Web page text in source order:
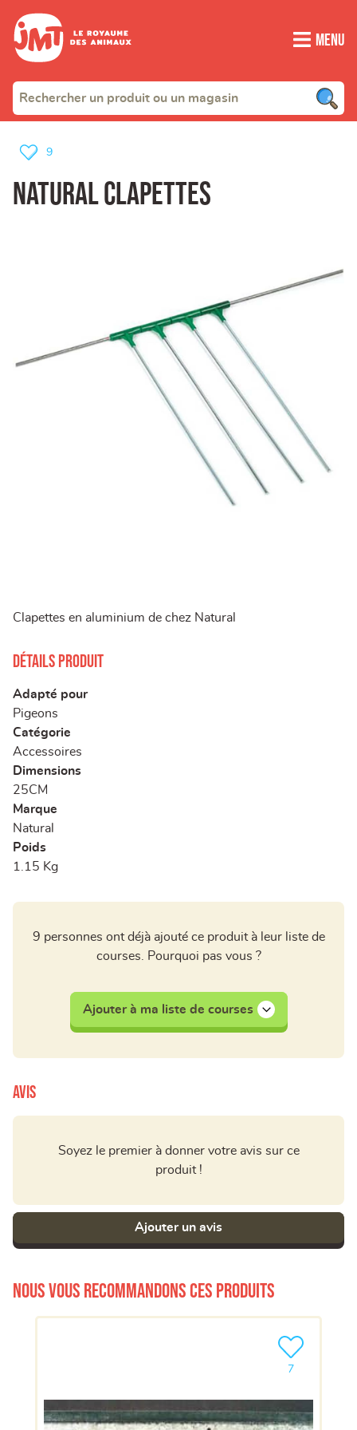
Menu
natural clapettes
9
Clapettes en aluminium de chez Natural
Détails produit
Adapté pour
Pigeons
Catégorie
Accessoires
Dimensions
25CM
Marque
Natural
Poids
1.15 Kg
9 personnes ont déjà ajouté ce produit à leur liste de
courses. Pourquoi pas vous ?
Ajouter à ma liste de courses
Avis
Soyez le premier à donner votre avis sur ce
produit !
Ajouter un avis
Nous vous recommandons ces produits
7
Ajouter le